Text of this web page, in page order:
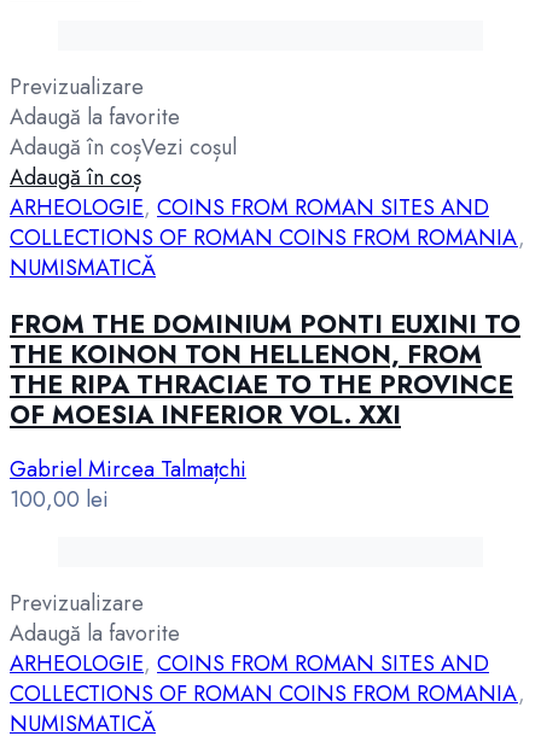
Previzualizare
Adaugă la favorite
Adaugă în coșVezi coșul
Adaugă în coș
ARHEOLOGIE, COINS FROM ROMAN SITES AND
COLLECTIONS OF ROMAN COINS FROM ROMANIA,
NUMISMATICĂ
FROM THE DOMINIUM PONTI EUXINI TO
THE KOINON TON HELLENON, FROM
THE RIPA THRACIAE TO THE PROVINCE
OF MOESIA INFERIOR VOL. XXI
Gabriel Mircea Talmațchi
100,00 lei
Previzualizare
Adaugă la favorite
ARHEOLOGIE, COINS FROM ROMAN SITES AND
COLLECTIONS OF ROMAN COINS FROM ROMANIA,
NUMISMATICĂ